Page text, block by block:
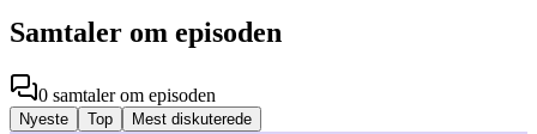
Samtaler om episoden
0 samtalerom episoden
Nyeste Top Mest diskuterede